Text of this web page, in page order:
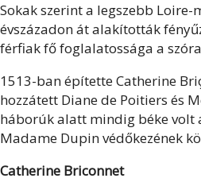
Sokak szerint a legszebb
évszázadon át alakították
férfiak fő foglalatossága a
1513-ban építette Catherine
hozzátett Diane de Poitiers és
háborúk alatt mindig béke volt
Madame Dupin védőkezének
Catherine Briconnet